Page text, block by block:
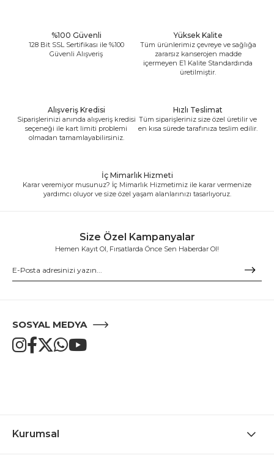
%100 Güvenli
128 Bit SSL Sertifikası ile %100
Güvenli Alışveriş
Yüksek Kalite
Tüm ürünlerimiz çevreye ve sağlığa
zararsız kanserojen madde
içermeyen E1 Kalite Standardında
üretilmiştir.
Alışveriş Kredisi
Siparişlerinizi anında alışveriş kredisi
seçeneği ile kart limiti problemi
olmadan tamamlayabilirsiniz.
Hızlı Teslimat
Tüm siparişleriniz size özel üretilir ve
en kısa sürede tarafınıza teslim edilir.
İç Mimarlık Hizmeti
Karar veremiyor musunuz? İç Mimarlık Hizmetimiz ile karar vermenize
yardımcı oluyor ve size özel yaşam alanlarınızı tasarlıyoruz.
Size Özel Kampanyalar
Hemen Kayıt Ol, Fırsatlarda Önce Sen Haberdar Ol!
SOSYAL MEDYA
Kurumsal